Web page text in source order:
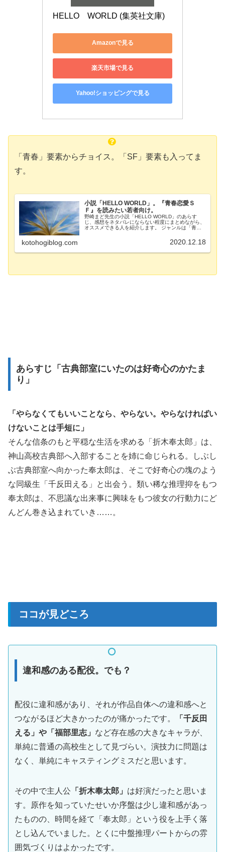
HELLO　WORLD (集英社文庫)
Amazonで見る
楽天市場で見る
Yahoo!ショッピングで見る
「青春」要素からチョイス。「SF」要素も入ってま
す。
小説「HELLO WORLD」。『青春恋愛Ｓ
Ｆ』を読みたい若者向け。
野崎まど先生の小説「HELLO WORLD」のあらす
じ、感想をネタバレにならない程度にまとめながら、
オススメできる人を紹介します。 ジャンルは「青春
Ｆ」にピンときた方なら楽しめる作品だと思います。
kotohogiblog.com 2020.12.18
あらすじ「古典部室にいたのは好奇心のかたま
り」
「やらなくてもいいことなら、やらない。やらなければい
けないことは手短に」
そんな信条のもと平穏な生活を求める「折木奉太郎」は、
神山高校古典部へ入部することを姉に命じられる。しぶし
ぶ古典部室へ向かった奉太郎は、そこで好奇心の塊のよう
な同級生「千反田える」と出会う。類い稀な推理抑をもつ
奉太郎は、不思議な出来事に興味をもつ彼女の行動力にど
んどん巻き込まれていき……。
ココが見どころ
違和感のある配役。でも？
配役に違和感があり、それが作品自体への違和感へと
つながるほど大きかったのが痛かったです。
「千反田
える」や「福部里志」 など存在感の大きなキャラが、
単純に普通の高校生として見づらい。演技力に問題は
なく、単純にキャスティングミスだと思います。
その中で主人公 「折木奉太郎」 は好演だったと思いま
す。原作を知っていたせいか序盤は少し違和感があっ
たものの、時間を経て「奉太郎」という役を上手く落
とし込んでいました。とくに中盤推理パートからの雰
囲気づくりはよかったです。